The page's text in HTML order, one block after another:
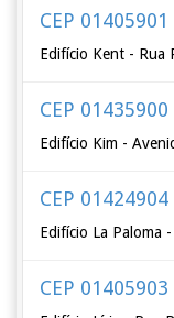
CEP 01405901
Edifício Kent - Rua
CEP 01435900
Edifício Kim -
CEP 01424904
Edifício La Paloma
CEP 01405903